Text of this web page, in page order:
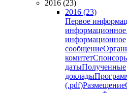
2016 (23)
2016 (23)
Первое
информационное
сообщение
комитет
датыПолученные
доклады
(.pdf)Размещение